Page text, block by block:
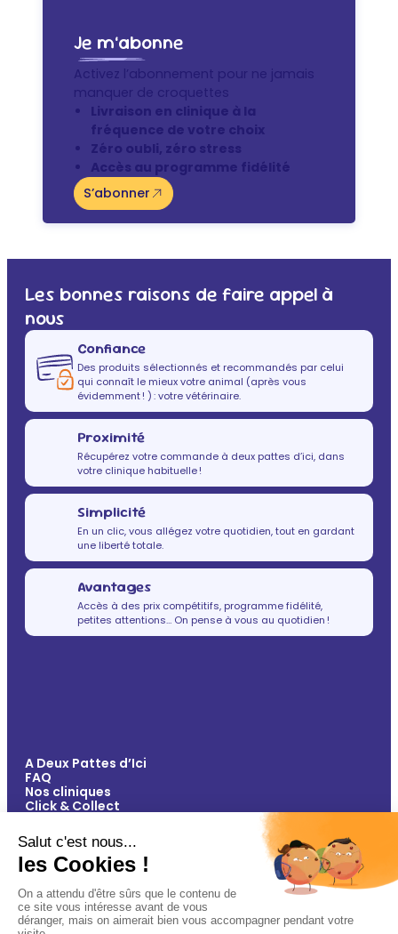
Je m’abonne
Activez l’abonnement pour ne jamais
manquer de croquettes
Livraison en clinique à la
fréquence de votre choix
Zéro oubli, zéro stress
Accès au programme fidélité
S’abonner
Les bonnes raisons de faire appel à
nous
Confiance
Des produits sélectionnés et recommandés par celui
qui connaît le mieux votre animal (après vous
évidemment ! ) : votre vétérinaire.
Proximité
Récupérez votre commande à deux pattes d’ici, dans
votre clinique habituelle !
Simplicité
En un clic, vous allégez votre quotidien, tout en gardant
une liberté totale.
Avantages
Accès à des prix compétitifs, programme fidélité,
petites attentions… On pense à vous au quotidien !
A Deux Pattes d’Ici
FAQ
Nos cliniques
Click & Collect
Vos avantages
Conseils
Paiement 100% sécurisé